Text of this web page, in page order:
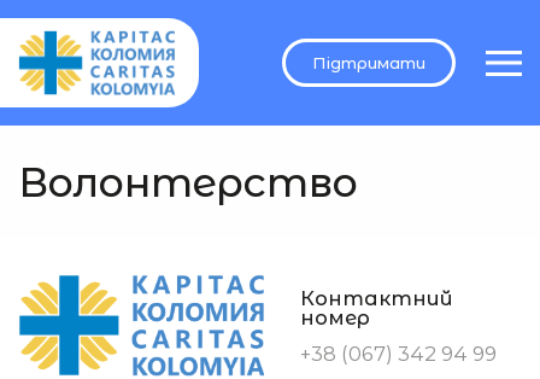
Підтримати
Волонтерство
Контактний
номер
+38 (067) 342 94 99